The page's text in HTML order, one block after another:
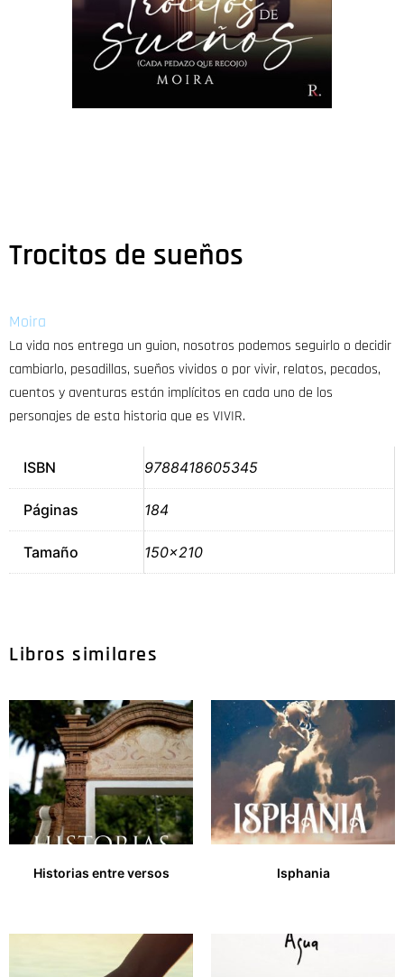
Trocitos de sueños
Moira
La vida nos entrega un guion, nosotros podemos seguirlo o decidir
cambiarlo, pesadillas, sueños vividos o por vivir, relatos, pecados,
cuentos y aventuras están implícitos en cada uno de los
personajes de esta historia que es VIVIR.
ISBN 9788418605345
Páginas 184
Tamaño 150×210
Libros similares
Historias entre versos
Isphania